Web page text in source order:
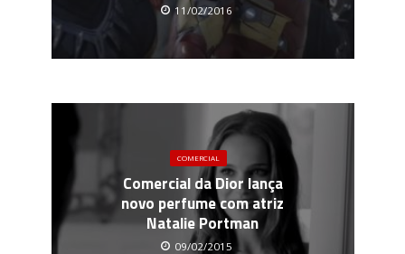
11/02/2016
COMERCIAL
Comercial da Dior lança
novo perfume com atriz
Natalie Portman
09/02/2015